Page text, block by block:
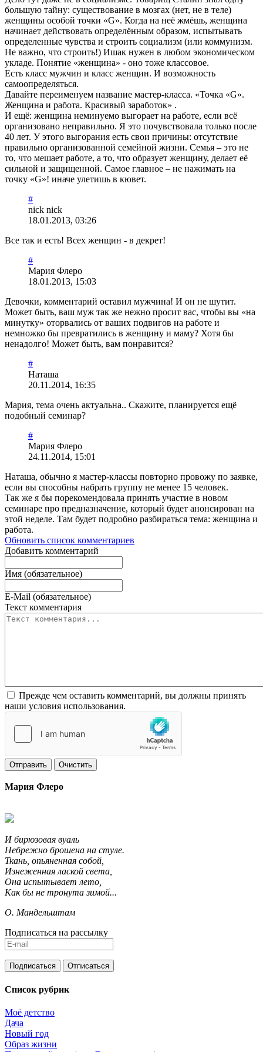
большую тайну: существование в мозгах (нет, не в теле)
женщины особой точки «G». Когда на неё жмёшь, женщина
начинает действовать определённым образом, испытывать
определенные чувства и строить социализм (или коммунизм.
Не важно, что строить!) Ишак нужен в любом экономическом
укладе. Понятие «женщина» - оно тоже классовое.
Есть класс мужчин и класс женщин. И возможность
самоопределяться.
Давайте переименуем название мастер-класса. «Точка «G».
Женщина и работа. Красивый заработок» .
И ещё: женщина неминуемо выгорает на работе, если всё
организовано неправильно. Я это почувствовала только после
40 лет. У этого выгорания есть свои причины: отсутствие
правильно организованной семейной жизни. Семья – это не
то, что мешает работе, а то, что образует женщину, делает её
сильной и защищенной. Самое главное – не нажимать на
точку «G»! иначе улетишь в кювет.
#
nick nick
18.01.2013, 03:26
Все так и есть! Всех женщин - в декрет!
#
Мария Флеро
18.01.2013, 15:03
Девочки, комментарий оставил мужчина! И он не шутит.
Может быть, ваш муж так же нежно просит вас, чтобы вы «на
минутку» оторвались от ваших подвигов на работе и
немножко бы превратились в женщину и маму? Хотя бы
ненадолго! Может быть, вам понравится?
#
Наташа
20.11.2014, 16:35
Мария, тема очень актуальна.. Скажите, планируется ещё
подобный семинар?
#
Мария Флеро
24.11.2014, 15:01
Наташа, обычно я мастер-классы повторно провожу по заявке,
если вы способны набрать группу не менее 15 человек.
Так же я бы порекомендовала принять участие в новом
семинаре про предназначение, который будет анонсирован на
этой неделе. Там будет подробно разбираться тема: женщина и
работа.
Обновить список комментариев
Добавить комментарий
Имя (обязательное)
E-Mail (обязательное)
Текст комментария
Прежде чем оставить комментарий, вы должны принять
наши условия использования.
Отправить Очистить
Мария Флеро
И бирюзовая вуаль
Небрежно брошена на стуле.
Ткань, опьяненная собой,
Изнеженная лаской света,
Она испытывает лето,
Как бы не тронута зимой...
О. Мандельштам
Подписаться на рассылку
Список рубрик
Моё детство
Дача
Новый год
Образ жизни